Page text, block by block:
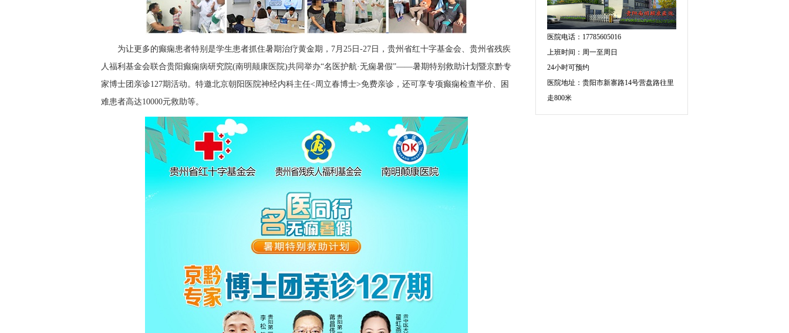
为让更多的癫痫患者特别是学生患者抓住暑期治疗黄金期，7月25日-27日，贵州省红十字基金会、贵州省残疾
人福利基金会联合贵阳癫痫病研究院(南明颠康医院)共同举办“名医护航·无痫暑假”——暑期特别救助计划暨京黔专
家博士团亲诊127期活动。特邀北京朝阳医院神经内科主任<周立春博士>免费亲诊，还可享专项癫痫检查半价、困
难患者高达10000元救助等。
医院电话：17785605016
上班时间：周一至周日
24小时可预约
医院地址：贵阳市新寨路14号营盘路往里
走800米